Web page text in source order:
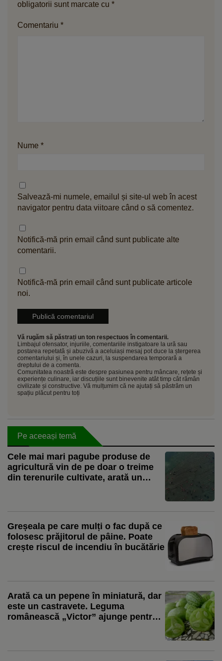
obligatorii sunt marcate cu *
Comentariu *
Nume *
Salvează-mi numele, emailul și site-ul web în acest
navigator pentru data viitoare când o să comentez.
Notifică-mă prin email când sunt publicate alte
comentarii.
Notifică-mă prin email când sunt publicate articole
noi.
Vă rugăm să păstrați un ton respectuos în comentarii.
Limbajul ofensator, injuriile, comentariile instigatoare la ură sau
postarea repetată și abuzivă a aceluiași mesaj pot duce la ștergerea
comentariului și, în unele cazuri, la suspendarea temporară a
dreptului de a comenta.
Comunitatea noastră este despre pasiunea pentru mâncare, rețete și
experiențe culinare, iar discuțiile sunt binevenite atât timp cât rămân
civilizate și constructive. Vă mulțumim că ne ajutați să păstrăm un
spațiu plăcut pentru toți
Pe aceeași temă
Cele mai mari pagube produse de
agricultură vin de pe doar o treime
din terenurile cultivate, arată un
Greșeala pe care mulți o fac după ce
folosesc prăjitorul de pâine. Poate
crește riscul de incendiu în bucătărie
Arată ca un pepene în miniatură, dar
este un castravete. Leguma
românească „Victor” ajunge pentru